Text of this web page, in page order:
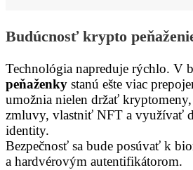
Budúcnosť krypto
Technológia napreduje rýchlo. V
peňaženky stanú ešte viac
umožnia nielen držať
zmluvy, vlastniť NFT a využívať
identity.
Bezpečnosť sa bude posúvať k
a hardvérovým autentifikátorom.